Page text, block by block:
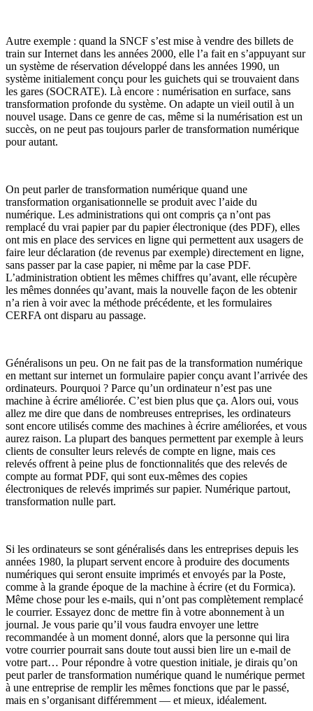
Autre exemple : quand la SNCF s’est mise à vendre des billets de
train sur Internet dans les années 2000, elle l’a fait en s’appuyant sur
un système de réservation développé dans les années 1990, un
système initialement conçu pour les guichets qui se trouvaient dans
les gares (SOCRATE). Là encore : numérisation en surface, sans
transformation profonde du système. On adapte un vieil outil à un
nouvel usage. Dans ce genre de cas, même si la numérisation est un
succès, on ne peut pas toujours parler de transformation numérique
pour autant.
On peut parler de transformation numérique quand une
transformation organisationnelle se produit avec l’aide du
numérique. Les administrations qui ont compris ça n’ont pas
remplacé du vrai papier par du papier électronique (des PDF), elles
ont mis en place des services en ligne qui permettent aux usagers de
faire leur déclaration (de revenus par exemple) directement en ligne,
sans passer par la case papier, ni même par la case PDF.
L’administration obtient les mêmes chiffres qu’avant, elle récupère
les mêmes données qu’avant, mais la nouvelle façon de les obtenir
n’a rien à voir avec la méthode précédente, et les formulaires
CERFA ont disparu au passage.
Généralisons un peu. On ne fait pas de la transformation numérique
en mettant sur internet un formulaire papier conçu avant l’arrivée des
ordinateurs. Pourquoi ? Parce qu’un ordinateur n’est pas une
machine à écrire améliorée. C’est bien plus que ça. Alors oui, vous
allez me dire que dans de nombreuses entreprises, les ordinateurs
sont encore utilisés comme des machines à écrire améliorées, et vous
aurez raison. La plupart des banques permettent par exemple à leurs
clients de consulter leurs relevés de compte en ligne, mais ces
relevés offrent à peine plus de fonctionnalités que des relevés de
compte au format PDF, qui sont eux-mêmes des copies
électroniques de relevés imprimés sur papier. Numérique partout,
transformation nulle part.
Si les ordinateurs se sont généralisés dans les entreprises depuis les
années 1980, la plupart servent encore à produire des documents
numériques qui seront ensuite imprimés et envoyés par la Poste,
comme à la grande époque de la machine à écrire (et du Formica).
Même chose pour les e-mails, qui n’ont pas complètement remplacé
le courrier. Essayez donc de mettre fin à votre abonnement à un
journal. Je vous parie qu’il vous faudra envoyer une lettre
recommandée à un moment donné, alors que la personne qui lira
votre courrier pourrait sans doute tout aussi bien lire un e-mail de
votre part… Pour répondre à votre question initiale, je dirais qu’on
peut parler de transformation numérique quand le numérique permet
à une entreprise de remplir les mêmes fonctions que par le passé,
mais en s’organisant différemment — et mieux, idéalement.